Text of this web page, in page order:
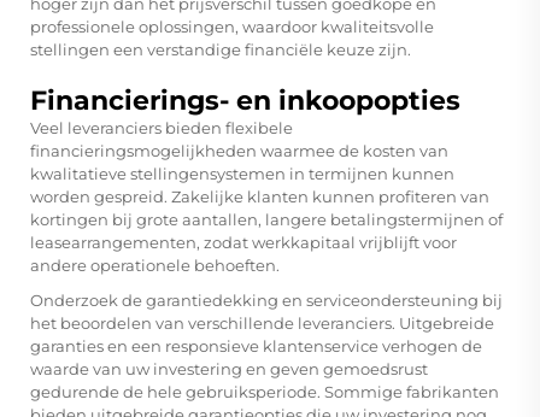
professionele oplossingen, waardoor kwaliteitsvolle
stellingen een verstandige financiële keuze zijn.
Financierings- en inkoopopties
Veel leveranciers bieden flexibele
financieringsmogelijkheden waarmee de kosten van
kwalitatieve stellingensystemen in termijnen kunnen
worden gespreid. Zakelijke klanten kunnen profiteren van
kortingen bij grote aantallen, langere betalingstermijnen of
leasearrangementen, zodat werkkapitaal vrijblijft voor
andere operationele behoeften.
Onderzoek de garantiedekking en serviceondersteuning bij
het beoordelen van verschillende leveranciers. Uitgebreide
garanties en een responsieve klantenservice verhogen de
waarde van uw investering en geven gemoedsrust
gedurende de hele gebruiksperiode. Sommige fabrikanten